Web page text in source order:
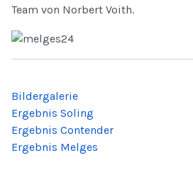
Team von Norbert Voith.
Bildergalerie
Ergebnis Soling
Ergebnis Contender
Ergebnis Melges